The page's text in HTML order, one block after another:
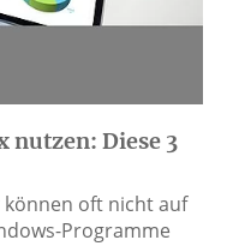
nutzen: Diese 3
oft nicht auf
Programme